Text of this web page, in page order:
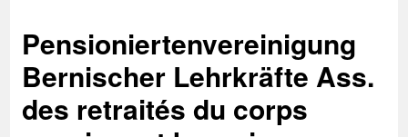
springen
Pensioniertenvereinigung
Bernischer Lehrkräfte Ass.
des retraités du corps